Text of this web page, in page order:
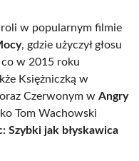
w popularnym filmie
, gdzie użyczył głosu
co w 2015 roku
Księżniczką w
Czerwonym w Angry
Tom Wachowski
Szybki jak błyskawica